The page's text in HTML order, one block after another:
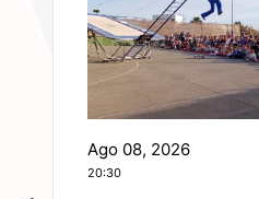
Ago 08, 2026
20:30